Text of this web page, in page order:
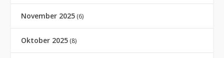
November 2025 (6)
Oktober 2025 (8)